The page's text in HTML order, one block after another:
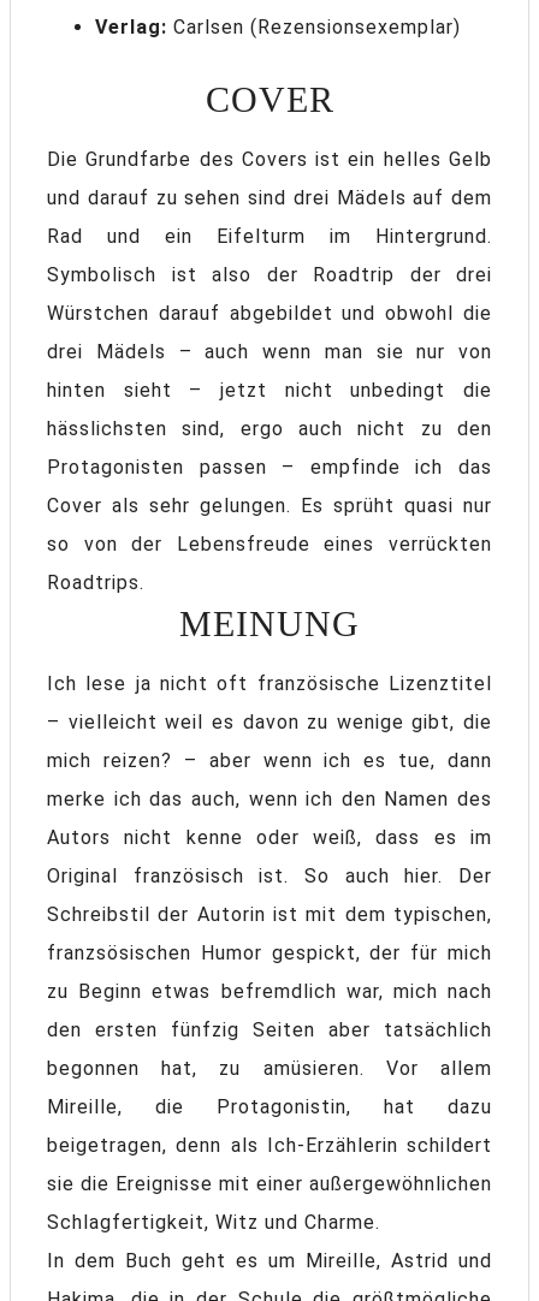
Verlag: Carlsen (Rezensionsexemplar)
COVER
Die Grundfarbe des Covers ist ein helles Gelb
und darauf zu sehen sind drei Mädels auf dem
Rad und ein Eifelturm im Hintergrund.
Symbolisch ist also der Roadtrip der drei
Würstchen darauf abgebildet und obwohl die
drei Mädels – auch wenn man sie nur von
hinten sieht – jetzt nicht unbedingt die
hässlichsten sind, ergo auch nicht zu den
Protagonisten passen – empfinde ich das
Cover als sehr gelungen. Es sprüht quasi nur
so von der Lebensfreude eines verrückten
Roadtrips.
MEINUNG
Ich lese ja nicht oft französische Lizenztitel
– vielleicht weil es davon zu wenige gibt, die
mich reizen? – aber wenn ich es tue, dann
merke ich das auch, wenn ich den Namen des
Autors nicht kenne oder weiß, dass es im
Original französisch ist. So auch hier. Der
Schreibstil der Autorin ist mit dem typischen,
franzsösischen Humor gespickt, der für mich
zu Beginn etwas befremdlich war, mich nach
den ersten fünfzig Seiten aber tatsächlich
begonnen hat, zu amüsieren. Vor allem
Mireille, die Protagonistin, hat dazu
beigetragen, denn als Ich-Erzählerin schildert
sie die Ereignisse mit einer außergewöhnlichen
Schlagfertigkeit, Witz und Charme.
In dem Buch geht es um Mireille, Astrid und